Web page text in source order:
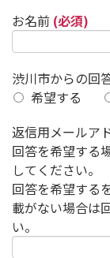
お名前 (必須)
渋川市からの回
希望する
返信用メールア
回答を希望する
してください。
回答を希望する
載がない場合は
い。